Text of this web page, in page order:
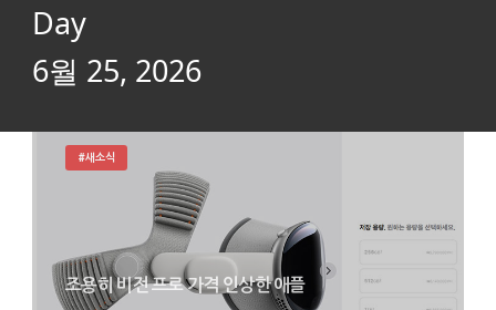
Day
6월 25, 2026
조용히 비전 프로 가격 인상한 애플
#새소식